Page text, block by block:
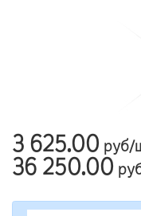
3 625.00 руб/
36 250.00